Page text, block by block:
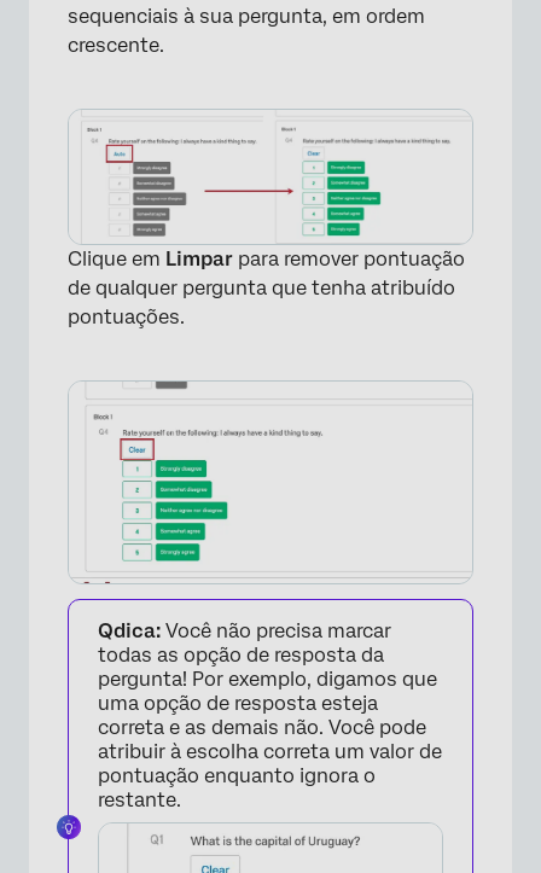
sequenciais à sua pergunta, em ordem
crescente.
Clique em Limpar para remover pontuação
de qualquer pergunta que tenha atribuído
pontuações.
Qdica: Você não precisa marcar
todas as opção de resposta da
pergunta! Por exemplo, digamos que
uma opção de resposta esteja
correta e as demais não. Você pode
atribuir à escolha correta um valor de
pontuação enquanto ignora o
restante.